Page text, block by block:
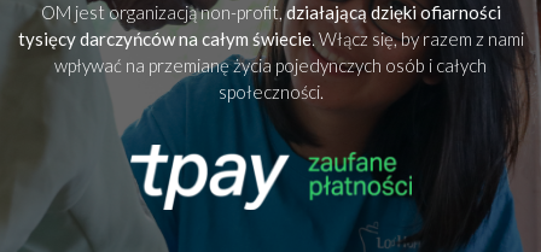
OM jest organizacją non-profit,działającą dzięki ofiarności
tysięcy darczyńców na całym świecie. Włącz się, by razem z nami
wpływać na przemianę życia pojedynczych osób i całych
społeczności.